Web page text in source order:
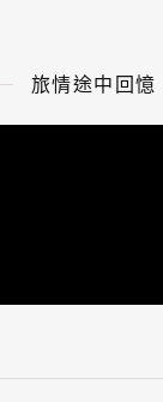
旅情途中回憶